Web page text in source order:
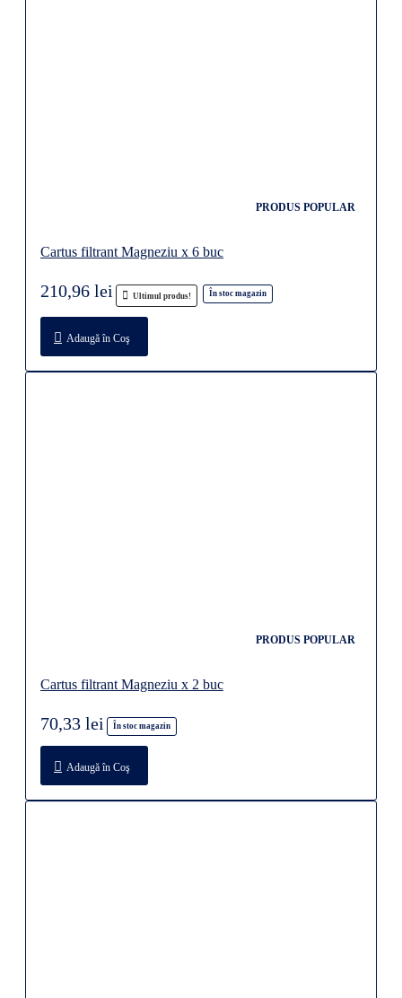
PRODUS POPULAR
Cartus filtrant Magneziu x 6 buc
Ultimul produs! În stoc magazin
210,96 lei
Adaugă în Coş
PRODUS POPULAR
Cartus filtrant Magneziu x 2 buc
În stoc magazin
70,33 lei
Adaugă în Coş